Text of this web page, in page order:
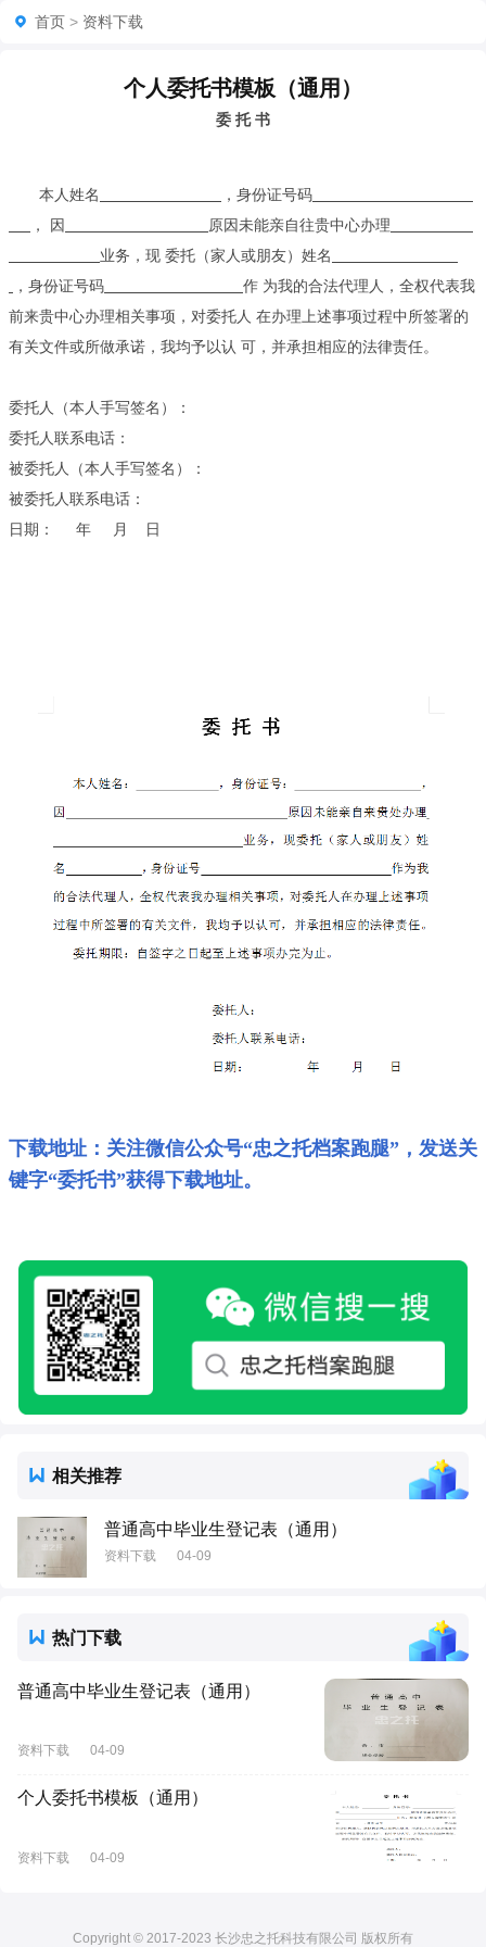
首页 > 资料下载
个人委托书模板（通用）
委 托 书
本人姓名
，身份证号码
， 因
原因未能亲自往贵中心办理
业务，现 委托（家人或朋友）姓名
，身份证号码
作 为我的合法代理人，全权代表我
前来贵中心办理相关事项，对委托人 在办理上述事项过程中所签署的
有关文件或所做承诺，我均予以认 可，并承担相应的法律责任。
委托人（本人手写签名）：
委托人联系电话：
被委托人（本人手写签名）：
被委托人联系电话：
日期： 年 月 日
下载地址：关注微信公众号“忠之托档案跑腿”，发送关
键字“委托书”获得下载地址。
相关推荐
普通高中毕业生登记表（通用）
资料下载 04-09
热门下载
普通高中毕业生登记表（通用）
资料下载 04-09
个人委托书模板（通用）
资料下载 04-09
Copyright © 2017-2023 长沙忠之托科技有限公司 版权所有